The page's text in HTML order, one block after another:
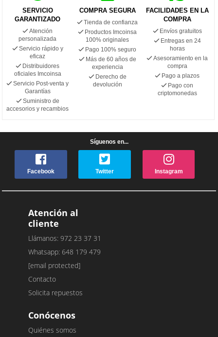
SERVICIO
GARANTIZADO
Atención
personalizada
Servicio rápido y
eficaz
Distribuidores
oficiales Imcoinsa
Servicio Post-venta y
Garantías
Suministro de
accesorios y recambios
COMPRA SEGURA
Tienda de confianza
Productos Imcoinsa
100% originales
Pago 100% seguro
Más de 60 años de
experiencia
Derecho de
devolución
FACILIDADES EN LA
COMPRA
Envíos gratuitos
Entregas en 24
horas
Asesoramiento en la
compra
Pago a plazos
Pago con
criptomonedas
Síguenos en...
Facebook Twitter Instagram
Atención al
cliente
Llámanos: 972 23 37 31
Whatsapp: 648 179 479
[email protected]
Contacto
Solicita repuestos
Conócenos
Quiénes somos